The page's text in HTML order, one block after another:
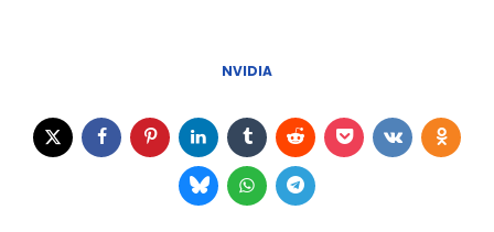
NVIDIA